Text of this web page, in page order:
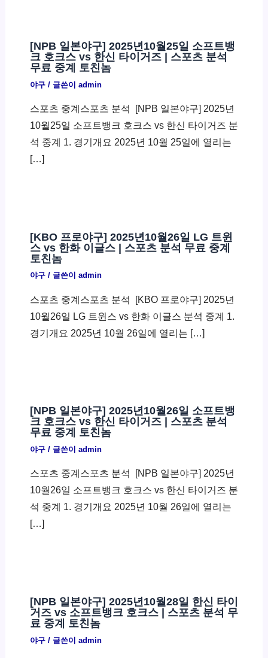
[NPB 일본야구] 2025년10월25일 소프트뱅
크 호크스 vs 한신 타이거즈 | 스포츠 분석
무료 중계 토친놈
야구/ 글쓴이 admin
스포츠 중계스포츠 분석 ​ [NPB 일본야구] 2025년
10월25일 소프트뱅크 호크스 vs 한신 타이거즈 분
석 중계 1. 경기개요 2025년 10월 25일에 열리는
[…]
[KBO 프로야구] 2025년10월26일 LG 트윈
스 vs 한화 이글스 | 스포츠 분석 무료 중계
토친놈
야구/ 글쓴이 admin
스포츠 중계스포츠 분석 ​ [KBO 프로야구] 2025년
10월26일 LG 트윈스 vs 한화 이글스 분석 중계 1.
경기개요 2025년 10월 26일에 열리는 […]
[NPB 일본야구] 2025년10월26일 소프트뱅
크 호크스 vs 한신 타이거즈 | 스포츠 분석
무료 중계 토친놈
야구/ 글쓴이 admin
스포츠 중계스포츠 분석 ​ [NPB 일본야구] 2025년
10월26일 소프트뱅크 호크스 vs 한신 타이거즈 분
석 중계 1. 경기개요 2025년 10월 26일에 열리는
[…]
[NPB 일본야구] 2025년10월28일 한신 타이
거즈 vs 소프트뱅크 호크스 | 스포츠 분석 무
료 중계 토친놈
야구/ 글쓴이 admin